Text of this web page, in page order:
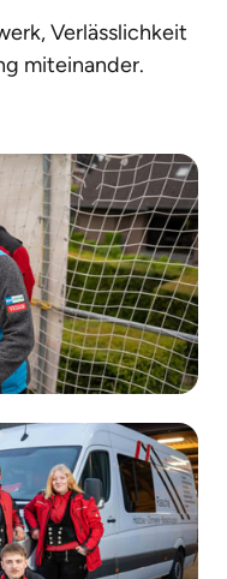
Verlässlichkeit
miteinander.